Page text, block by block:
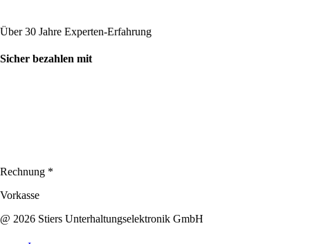
Über 30 Jahre Experten-Erfahrung
Sicher bezahlen mit
Rechnung *
Vorkasse
@ 2026 Stiers Unterhaltungselektronik GmbH